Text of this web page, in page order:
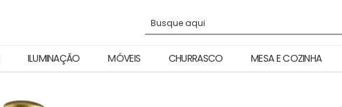
ILUMINAÇÃO MÓVEIS CHURRASCO MESA E COZINHA